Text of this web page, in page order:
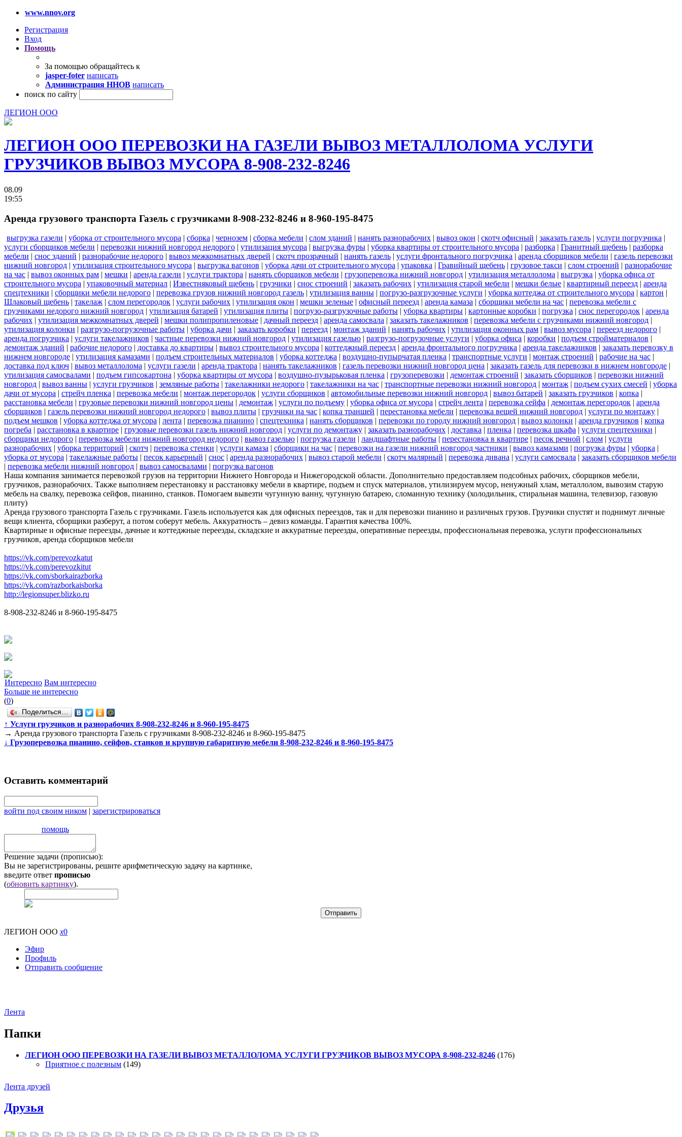
www.nnov.org
Регистрация
Вход
Помощь
За помощью обращайтесь к
jasper-foter написать
Администрация ННОВ написать
поиск по сайту
ЛЕГИОН ООО
ЛЕГИОН ООО ПЕРЕВОЗКИ НА ГАЗЕЛИ ВЫВОЗ МЕТАЛЛОЛОМА УСЛУГИ
ГРУЗЧИКОВ ВЫВОЗ МУСОРА 8-908-232-8246
08.09
19:55
Аренда грузового транспорта Газель с грузчиками 8-908-232-8246 и 8-960-195-8475
выгрузка газели | уборка от строительного мусора | сборка | чернозем | сборка мебели | слом зданий | нанять разнорабочих | вывоз окон | скотч офисный | заказать газель | услуги погрузчика |
услуги сборщиков мебели | перевозки нижний новгород недорого | утилизация мусора | выгрузка фуры | уборка квартиры от строительного мусора | разборка | Гранитный щебень | разборка
мебели | снос зданий | разнорабочие недорого | вывоз межкомнатных дверей | скотч прозрачный | нанять газель | услуги фронтального погрузчика | аренда сборщиков мебели | газель перевозки
нижний новгород | утилизация строительного мусора | выгрузка вагонов | уборка дачи от строительного мусора | упаковка | Гравийный щебень | грузовое такси | слом строений | разнорабочие
на час | вывоз оконных рам | мешки | аренда газели | услуги трактора | нанять сборщиков мебели | грузоперевозка нижний новгород | утилизация металлолома | выгрузка | уборка офиса от
строительного мусора | упаковочный материал | Известняковый щебень | грузчики | снос строений | заказать рабочих | утилизация старой мебели | мешки белые | квартирный переезд | аренда
спецтехники | сборщики мебели недорого | перевозка грузов нижний новгород газель | утилизация ванны | погрузо-разгрузочные услуги | уборка коттеджа от строительного мусора | картон |
Шлаковый щебень | такелаж | слом перегородок | услуги рабочих | утилизация окон | мешки зеленые | офисный переезд | аренда камаза | сборщики мебели на час | перевозка мебели с
грузчиками недорого нижний новгород | утилизация батарей | утилизация плиты | погрузо-разгрузочные работы | уборка квартиры | картонные коробки | погрузка | снос перегородок | аренда
рабочих | утилизация межкомнатных дверей | мешки полипропиленовые | дачный переезд | аренда самосвала | заказать такелажников | перевозка мебели с грузчиками нижний новгород |
утилизация колонки | разгрузо-погрузочные работы | уборка дачи | заказать коробки | переезд | монтаж зданий | нанять рабочих | утилизация оконных рам | вывоз мусора | переезд недорого |
аренда погрузчика | услуги такелажников | частные перевозки нижний новгород | утилизация газелью | разгрузо-погрузочные услуги | уборка офиса | коробки | подъем стройматериалов |
демонтаж зданий | рабочие недорого | доставка до квартиры | вывоз строительного мусора | коттеджный переезд | аренда фронтального погрузчика | аренда такелажников | заказать перевозку в
нижнем новгороде | утилизация камазами | подъем строительных материалов | уборка коттеджа | воздушно-пупырчатая пленка | транспортные услуги | монтаж строений | рабочие на час |
доставка под ключ | вывоз металлолома | услуги газели | аренда трактора | нанять такелажников | газель перевозки нижний новгород цена | заказать газель для перевозки в нижнем новгороде |
утилизация самосвалами | подъем гипсокартона | уборка квартиры от мусора | воздушно-пузырьковая пленка | грузоперевозки | демонтаж строений | заказать сборщиков | перевозки нижний
новгород | вывоз ванны | услуги грузчиков | земляные работы | такелажники недорого | такелажники на час | транспортные перевозки нижний новгород | монтаж | подъем сухих смесей | уборка
дачи от мусора | стрейч пленка | перевозка мебели | монтаж перегородок | услуги сборщиков | автомобильные перевозки нижний новгород | вывоз батарей | заказать грузчиков | копка |
расстановка мебели | грузовые перевозки нижний новгород цены | демонтаж | услуги по подъему | уборка офиса от мусора | стрейч лента | перевозка сейфа | демонтаж перегородок | аренда
сборщиков | газель перевозки нижний новгород недорого | вывоз плиты | грузчики на час | копка траншей | перестановка мебели | перевозка вещей нижний новгород | услуги по монтажу |
подъем мешков | уборка коттеджа от мусора | лента | перевозка пианино | спецтехника | нанять сборщиков | перевозки по городу нижний новгород | вывоз колонки | аренда грузчиков | копка
погреба | расстановка в квартире | грузовые перевозки газель нижний новгород | услуги по демонтажу | заказать разнорабочих | доставка | пленка | перевозка шкафа | услуги спецтехники |
сборщики недорого | перевозка мебели нижний новгород недорого | вывоз газелью | погрузка газели | ландшафтные работы | перестановка в квартире | песок речной | слом | услуги
разнорабочих | уборка территорий | скотч | перевозка стенки | услуги камаза | сборщики на час | перевозки на газели нижний новгород частники | вывоз камазами | погрузка фуры | уборка |
уборка от мусора | такелажные работы | песок карьерный | снос | аренда разнорабочих | вывоз старой мебели | скотч малярный | перевозка дивана | услуги самосвала | заказать сборщиков мебели
| перевозка мебели нижний новгород | вывоз самосвалами | погрузка вагонов
Наша компания занимается перевозкой грузов на территории Нижнего Новгорода и Нижегородской области. Дополнительно предоставляем подсобных рабочих, сборщиков мебели,
грузчиков, разнорабочих. Также выполняем перестановку и расстановку мебели в квартире, подъем и спуск материалов, утилизируем мусор, ненужный хлам, металлолом, вывозим старую
мебель на свалку, перевозка сейфов, пианино, станков. Помогаем вывезти чугунную ванну, чугунную батарею, сломанную технику (холодильник, стиральная машина, телевизор, газовую
плиту)
Аренда грузового транспорта Газель с грузчиками. Газель используется как для офисных переездов, так и для перевозки пианино и различных грузов. Грузчики спустят и поднимут личные
вещи клиента, сборщики разберут, а потом соберут мебель. Аккуратность – девиз команды. Гарантия качества 100%.
Квартирные и офисные переезды, дачные и коттеджные переезды, складские и аккуратные переезды, оперативные переезды, профессиональная перевозка, услуги профессиональных
грузчиков, аренда сборщиков мебели
https://vk.com/perevozkatut
https://vk.com/perevozkitut
https://vk.com/sborkairazborka
https://vk.com/razborkaisborka
http://legionsuper.blizko.ru
8-908-232-8246 и 8-960-195-8475
Интересно Вам интересно
Больше не интересно
(0)
Поделиться…
↑ Услуги грузчиков и разнорабочих 8-908-232-8246 и 8-960-195-8475
→ Аренда грузового транспорта Газель с грузчиками 8-908-232-8246 и 8-960-195-8475
↓ Грузоперевозка пианино, сейфов, станков и крупную габаритную мебели 8-908-232-8246 и 8-960-195-8475
Оставить комментарий
войти под своим ником | зарегистрироваться
помощь
Решение задачи (прописью):
Вы не зарегистрированы, решите арифметическую задачу на картинке,
введите ответ прописью
(обновить картинку).
ЛЕГИОН ООО x0
Эфир
Профиль
Отправить сообщение
Лента
Папки
ЛЕГИОН ООО ПЕРЕВОЗКИ НА ГАЗЕЛИ ВЫВОЗ МЕТАЛЛОЛОМА УСЛУГИ ГРУЗЧИКОВ ВЫВОЗ МУСОРА 8-908-232-8246 (176)
Приятное с полезным (149)
Лента друзей
Друзья